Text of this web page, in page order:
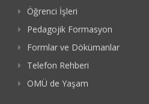
Öğrenci İşleri
Pedagojik Formasyon
Formlar ve Dökümanlar
Telefon Rehberi
OMÜ de Yaşam